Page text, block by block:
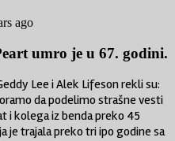
ago
umro je u 67. godini.
Lee i Alek Lifeson rekli su:
da podelimo strašne vesti
i kolega iz benda preko 45
je trajala preko tri ipo godine sa